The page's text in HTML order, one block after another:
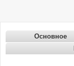
Основное